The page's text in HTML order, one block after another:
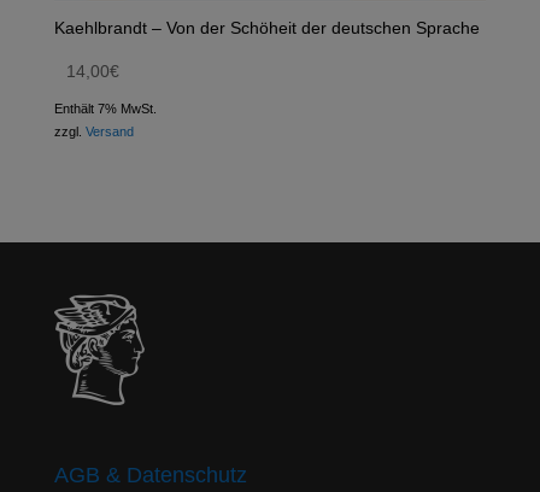
Kaehlbrandt – Von der Schöheit der deutschen Sprache
14,00€
Enthält 7% MwSt.
zzgl. Versand
AGB & Datenschutz